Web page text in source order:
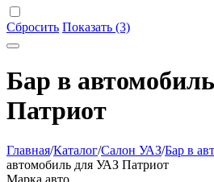
Сбросить Показать (3)
Бар в
Патриот
Главная/Каталог/Салон УАЗ/Бар в
автомобиль для УАЗ Патриот
Марка авто